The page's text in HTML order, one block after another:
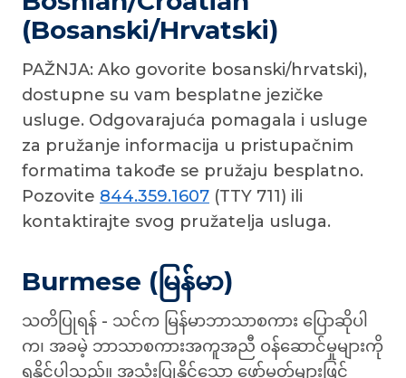
(Bosanski/Hrvatski)
PAŽNJA: Ako govorite bosanski/hrvatski),
dostupne su vam besplatne jezičke
usluge. Odgovarajuća pomagala i usluge
za pružanje informacija u pristupačnim
formatima takođe se pružaju besplatno.
Pozovite 844.359.1607 (TTY 711) ili
kontaktirajte svog pružatelja usluga.
Burmese (မြန်မာ)
သတိပြုရန် - သင်က မြန်မာဘာသာစကား ပြောဆိုပါ
က၊ အခမဲ့ ဘာသာစကားအကူအညီ ဝန်ဆောင်မှုများကို
ရနိုင်ပါသည်။ အသုံးပြုနိုင်သော ဖော်မတ်များဖြင့်